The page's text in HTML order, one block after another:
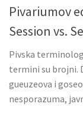
Pivariumov
Session vs.
Pivska
termini su brojni.
gueuzeova i
nesporazuma,